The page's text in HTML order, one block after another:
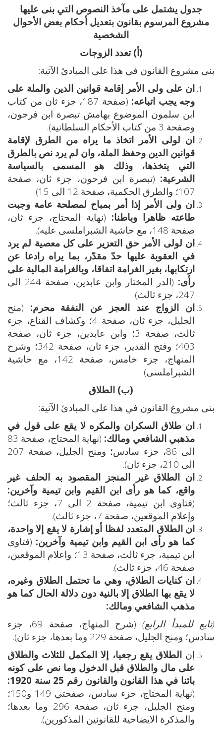
جدول يشتمل على مآخذ النصوص التي بنى عليها
مشروع المرسوم بقانون بتعديل أحكام بعض الأحوال
الشخصية
(أ) تعدد الزوجات
بنى مشروع القانون في هذا على المبادئ الآتية:
ان على ولى الأمر إقامة قوانين الدين والملة على
وجه يجب اتباعه:
(صفحة 187، جزء ثان من كتاب
ابن سلمون الموضوع بهامش تبصرة ابن فرحون،
وصفحة 3 من كتاب الأحكام السلطانية).
ان لولى الأمر اتخاذ ما يراه من الطرق لإقامة
قوانين الدين وحفظ الملة، وان لم يرد نص بالطرق
التي يتخذها، وذلك هو المسمى بالسياسة
الشرعية: (تبصرة ابن فرحون، جزء ثان، صفحة
107؛ والطرق الحكمية، صفحة 12 الى 15).
ان ولى الأمر إذا أمر بمباح لمصلحة عامة وجبت
طاعته ظاهرا وباطنا: (نهاية المحتاج، جزء ثان،
صفحة 148، مع حاشية الشبراملسى عليه).
ان لولى الأمر حق التعزير على كل معصية لم يرد
في العقوبة عليها حدّ مقدّر، بما يراه رادعا عن
ارتكابها، بغير الغرامة اتفاقا، وبالغرامة المالية على
رأى:
(الدر المختار وابن عابدين، صفحة 244 الى
247، جزء ثالث).
ان الزواج عند العجز عن النفقة محرم: (منح
الجليل، جزء ثان، صفحة 4؛ وكشاف القناع، جزء
ثالث، صفحة 3؛ وابن عابدين، جزء ثان، صفحة
403؛ وفتح القدير، جزء ثان، صفحة 342؛ وشرح
المنهاج، جزء خامس، صفحة 142، مع حاشية
الشبراملسى).
(ب) الطلاق
بنى مشروع القانون في هذا على المبادئ الآتية:
ان طلاق السكران والمكره لا يقع على قول في
مذهبي الشافعي ومالك:
(نهاية المحتاج، صفحة 83
الى 86، جزء سادس؛ ومنح الجليل، صفحة 207
الى 210، جزء ثان).
ان الطلاق غير المنجز المقصود به الحلف غير
واقع، كما هو رأى ابن القيم وابن تيمية وآخرين:
(فتاوى ابن تيمية، صفحة 2 الى 7، جزء ثالث؛
وإعلام الموقعين، صفحة 7، جزء ثالث).
ان الطلاق المتعدد لفظا أو إشارة لا يقع إلا واحدة،
كما هو رأى ابن القيم وابن تيمية وآخرين: (فتاوى
ابن تيمية، جزء ثالث، صفحة 13؛ واعلام الموقعين،
صفحة 46، جزء ثالث).
ان كنايات الطلاق، وهي ما تحتمل الطلاق وغيره،
لا يقع بها الطلاق إلا بالنية دون دلالة الحال كما هو
مذهب الشافعي ومالك:
(تابع للمبدأ الرابع)
(شرح المنهاج، صفحة 69، جزء
سادس؛ ومنح الجليل، صفحة 229 وما بعدها، جزء ثان).
إنالطلاق يقع رجعيا، إلا المكمل للثلاث والطلاق
على مال والطلاق قبل الدخول وما نص على كونه
بائنا في هذا القانون والقانون رقم 25 سنة 1920:
(نهاية المحتاج، جزء سادس، صفحتي 149 و150؛
ومنح الجليل، جزء ثان، صفحة 296 وما بعدها؛
والمذكرة الايضاحية للقانونين المذكورين).